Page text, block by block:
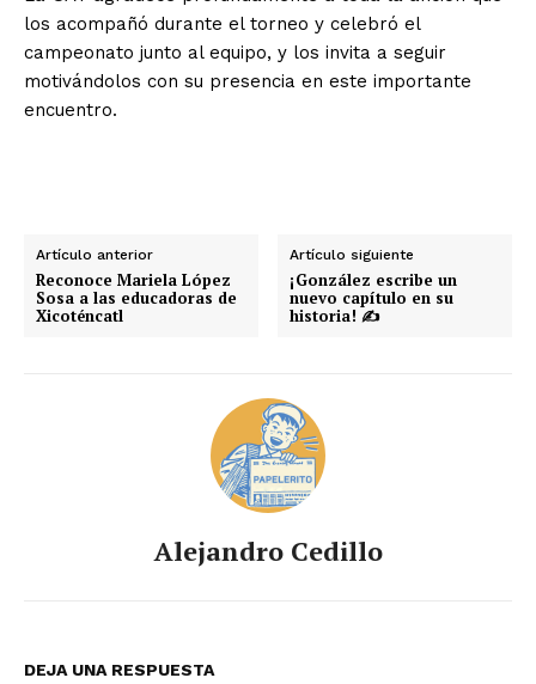
los acompañó durante el torneo y celebró el
campeonato junto al equipo, y los invita a seguir
motivándolos con su presencia en este importante
encuentro.
Artículo anterior
Reconoce Mariela López
Sosa a las educadoras de
Xicoténcatl
Artículo siguiente
¡González escribe un
nuevo capítulo en su
historia! ✍️
Alejandro Cedillo
DEJA UNA RESPUESTA